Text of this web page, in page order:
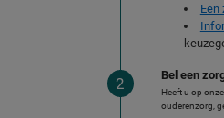
Een
Bel een
Heeft u op
ouderenzorg,